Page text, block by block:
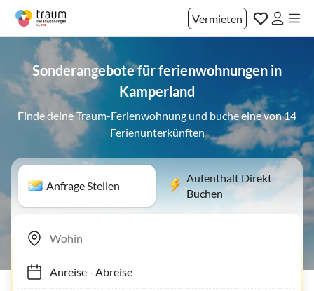
Vermieten
Sonderangebote für ferienwohnungen in
Kamperland
Finde deine Traum-Ferienwohnung und buche eine von 14
Ferienunterkünften
Anfrage Stellen
Aufenthalt Direkt
Buchen
Anreise- Abreise